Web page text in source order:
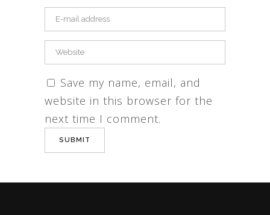
Save my name, email, and
website in this browser for the
next time I comment.